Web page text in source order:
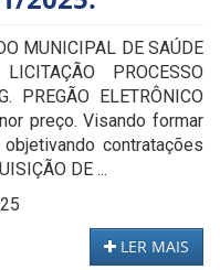
MUNICIPAL DE SAÚDE
PROCESSO
PREGÃO ELETRÔNICO
preço. Visando formar
contratações
DE ...
LER MAIS